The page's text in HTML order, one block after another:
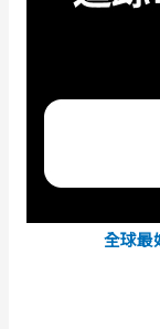
全球最